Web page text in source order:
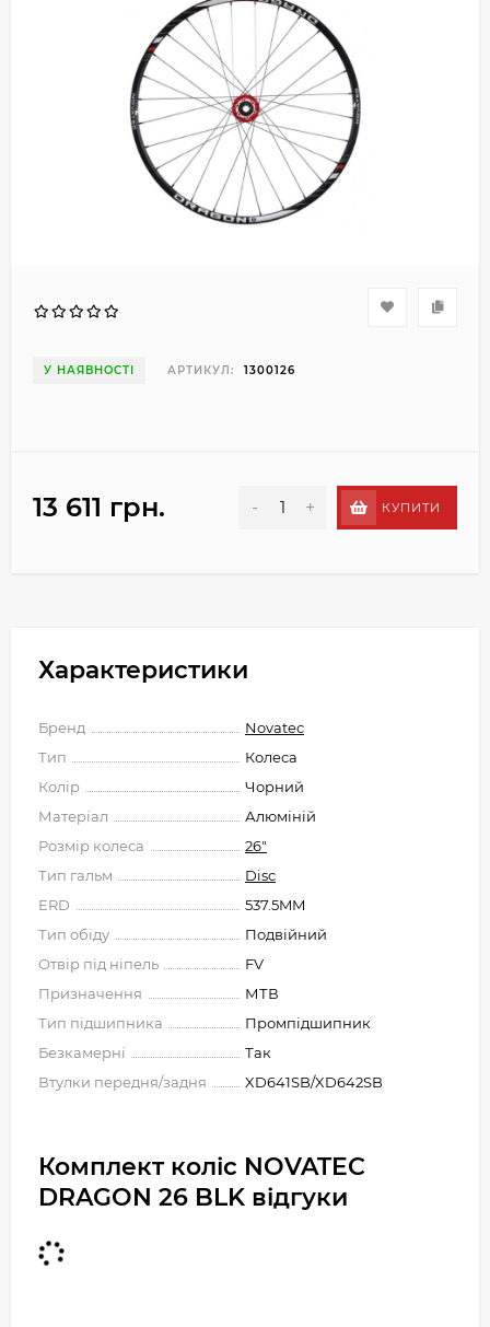
У НАЯВНОСТІ АРТИКУЛ: 1300126
13 611 грн. - + КУПИТИ
Характеристики
Бренд
Novatec
Тип
Колеса
Колір
Чорний
Матеріал
Алюміній
Розмір колеса
26"
Тип гальм
Disc
ERD
537.5MM
Тип обіду
Подвійний
Отвір під ніпель
FV
Призначення
МТВ
Тип підшипника
Промпідшипник
Безкамерні
Так
Втулки передня/задня
XD641SB/XD642SB
Комплект коліс NOVATEC
DRAGON 26 BLK відгуки